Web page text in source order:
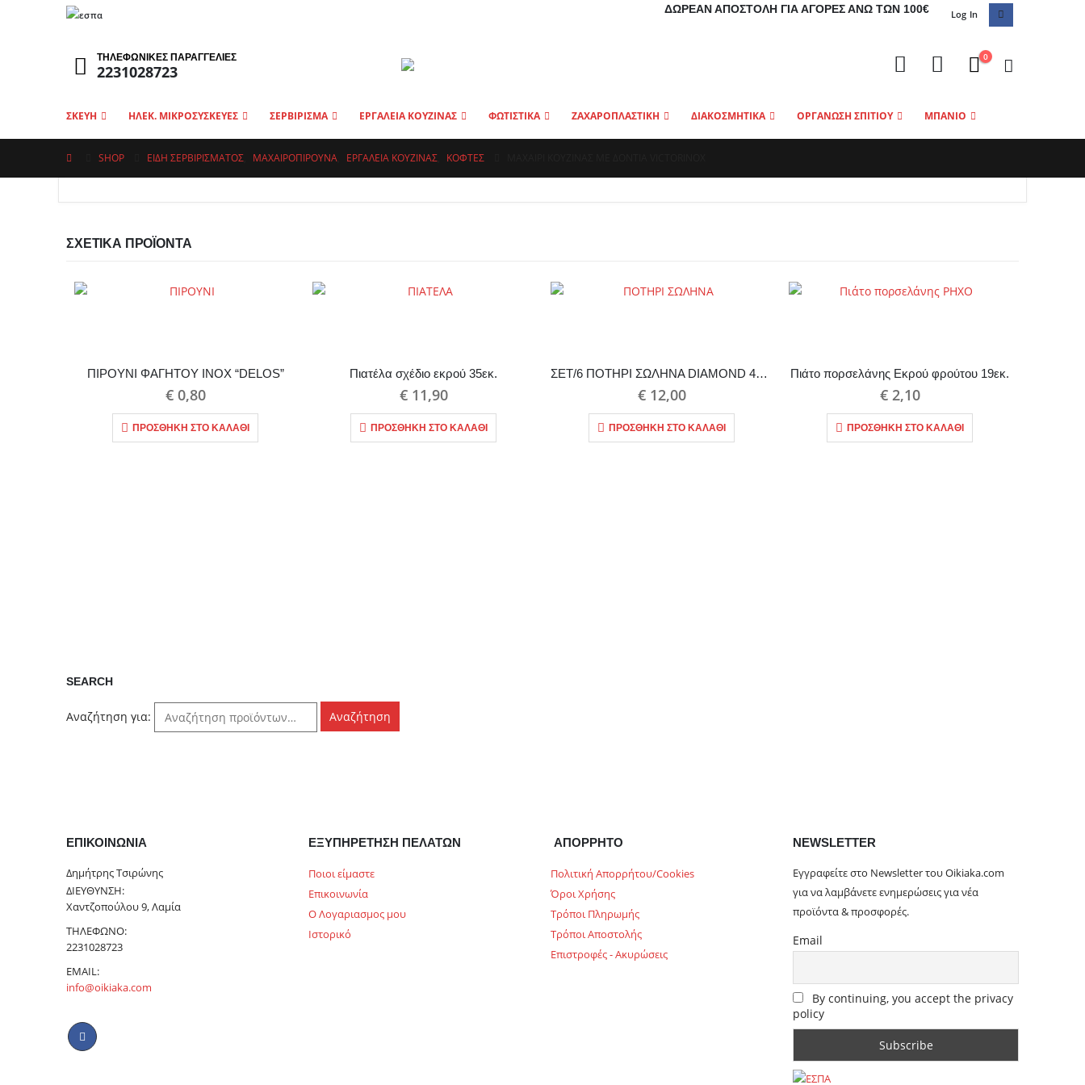
ΔΩΡΕΆΝ ΑΠΟΣΤΟΛΉ ΓΙΑ ΑΓΟΡΈΣ ΆΝΩ ΤΩΝ 100€ Log In
ΤΗΛΕΦΩΝΙΚΕΣ ΠΑΡΑΓΓΕΛΙΕΣ
2231028723
0
ΣΚΕΥΗ ΗΛΕΚ. ΜΙΚΡΟΣΥΣΚΕΥΕΣ ΣΕΡΒΙΡΙΣΜΑ ΕΡΓΑΛΕΙΑ ΚΟΥΖΙΝΑΣ ΦΩΤΙΣΤΙΚΑ ΖΑΧΑΡΟΠΛΑΣΤΙΚΗ ΔΙΑΚΟΣΜΗΤΙΚΑ ΟΡΓΑΝΩΣΗ ΣΠΙΤΙΟΥ ΜΠΑΝΙΟ
SHOP ΕΙΔΗ ΣΕΡΒΙΡΙΣΜΑΤΟΣ ΜΑΧΑΙΡΟΠΊΡΟΥΝΑ ΕΡΓΑΛΕΙΑ ΚΟΥΖΙΝΑΣ ΚΌΦΤΕΣ
ΣΧΕΤΙΚΆ ΠΡΟΪΌΝΤΑ
ΠΙΡΟΥΝΙ ΦΑΓΗΤΟΥ INOX “DELOS”
€0,80
ΠΡΟΣΘΉΚΗ ΣΤΟ ΚΑΛΆΘΙ
Πιατέλα σχέδιο εκρού 35εκ.
€11,90
ΠΡΟΣΘΉΚΗ ΣΤΟ ΚΑΛΆΘΙ
ΣΕΤ/6 ΠΟΤΗΡΙ ΣΩΛΗΝΑ DIAMOND 47cl ΔΙΑΦΑΝΟ
€12,00
ΠΡΟΣΘΉΚΗ ΣΤΟ ΚΑΛΆΘΙ
Πιάτο πορσελάνης Εκρού φρούτου 19εκ.
€2,10
ΠΡΟΣΘΉΚΗ ΣΤΟ ΚΑΛΆΘΙ
SEARCH
Αναζήτηση για: Αναζήτηση
ΕΠΙΚΟΙΝΩΝΊΑ
Δημήτρης Τσιρώνης
ΔΙΕΎΘΥΝΣΗ:
Χαντζοπούλου 9, Λαμία
ΤΗΛΈΦΩΝΟ:
2231028723
EMAIL:
info@oikiaka.com
ΕΞΥΠΗΡΕΤΗΣΗ ΠΕΛΑΤΩΝ
Ποιοι είμαστε
Επικοινωνία
Ο Λογαριασμος μου
Ιστορικό
ΑΠΟΡΡΗΤΟ
Πολιτική Απορρήτου/Cookies
Όροι Χρήσης
Τρόποι Πληρωμής
Τρόποι Αποστολής
Επιστροφές - Ακυρώσεις
NEWSLETTER
Εγγραφείτε στο Newsletter του Oikiaka.com
για να λαμβάνετε ενημερώσεις για νέα
προϊόντα & προσφορές.
Email
By continuing, you accept the privacy
policy